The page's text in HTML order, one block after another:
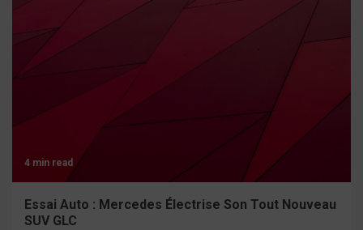
4 min read
Essai Auto : Mercedes Électrise Son Tout Nouveau
SUV GLC